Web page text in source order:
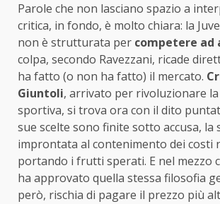
Parole che non lasciano spazio a
critica, in fondo, è molto chiara: la
non è strutturata per competere
colpa, secondo Ravezzani, ricade
ha fatto (o non ha fatto) il mercato.
Giuntoli, arrivato per rivoluzionare
sportiva, si trova ora con il dito
sue scelte sono finite sotto accusa, la
improntata al contenimento dei costi
portando i frutti sperati. E nel mezzo
ha approvato quella stessa filosofia
però, rischia di pagare il prezzo più